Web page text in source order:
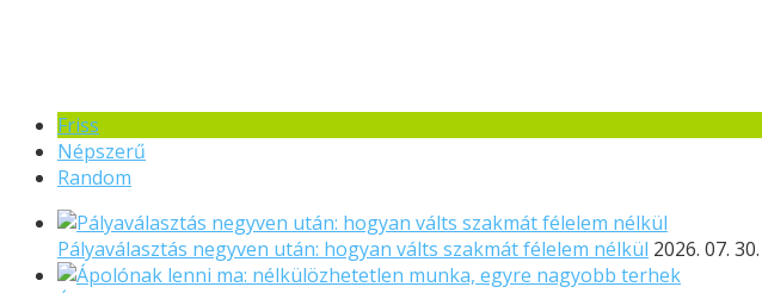
Friss
Népszerű
Random
Pályaválasztás negyven után: hogyan válts szakmát félelem nélkül 2026. 07. 30.